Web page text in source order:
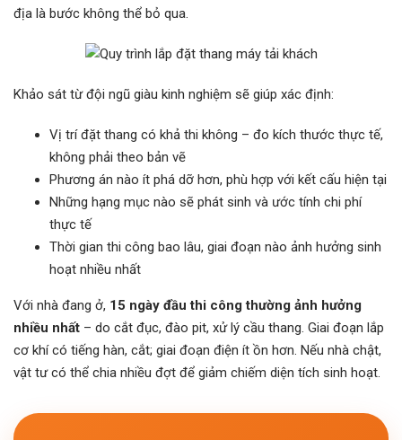
địa là bước không thể bỏ qua.
Khảo sát từ đội ngũ giàu kinh nghiệm sẽ giúp xác định:
Vị trí đặt thang có khả thi không – đo kích thước thực tế,
không phải theo bản vẽ
Phương án nào ít phá dỡ hơn, phù hợp với kết cấu hiện tại
Những hạng mục nào sẽ phát sinh và ước tính chi phí
thực tế
Thời gian thi công bao lâu, giai đoạn nào ảnh hưởng sinh
hoạt nhiều nhất
Với nhà đang ở, 15 ngày đầu thi công thường ảnh hưởng
nhiều nhất – do cắt đục, đào pit, xử lý cầu thang. Giai đoạn lắp
cơ khí có tiếng hàn, cắt; giai đoạn điện ít ồn hơn. Nếu nhà chật,
vật tư có thể chia nhiều đợt để giảm chiếm diện tích sinh hoạt.